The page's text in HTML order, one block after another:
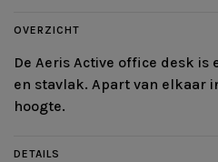
OVERZICHT
De Aeris Active office desk
en stavlak. Apart van elkaar
hoogte.
DETAILS